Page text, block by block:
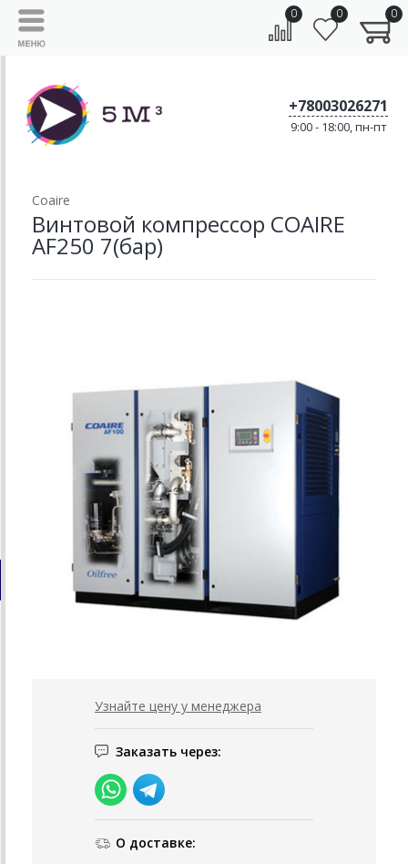
0 0 0
+78003026271
9:00 - 18:00, пн-пт
Coaire
Винтовой компрессор COAIRE
AF250 7(бар)
Узнайте цену у менеджера
Заказать через:
О доставке: